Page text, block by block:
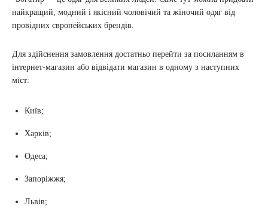
найкращий, модний і якісний чоловічий та жіночий одяг від
провідних європейських брендів.
Для здійснення замовлення достатньо перейти за посиланням в
інтернет-магазин або відвідати магазин в одному з наступних
міст:
Київ;
Харків;
Одеса;
Запоріжжя;
Львів;